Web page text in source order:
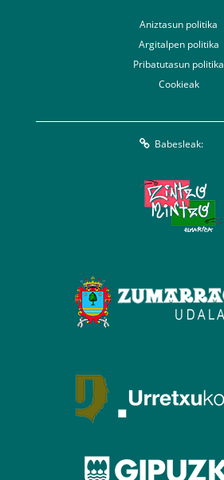
Aniztasun politika
Argitalpen politika
Pribatutasun politika
Cookieak
Babesleak: